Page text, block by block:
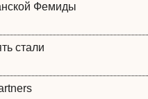
Фемиды
стали